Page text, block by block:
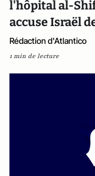
l'hôpital al-
accuse Israël
Rédaction d'Atlantico
1 min de lecture